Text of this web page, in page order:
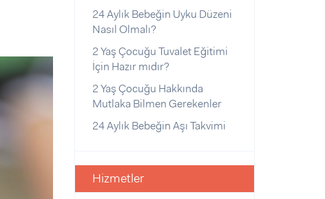
24 Aylık Bebeğin Uyku Düzeni
Nasıl Olmalı?
2 Yaş Çocuğu Tuvalet Eğitimi
İçin Hazır mıdır?
2 Yaş Çocuğu Hakkında
Mutlaka Bilmen Gerekenler
24 Aylık Bebeğin Aşı Takvimi
Hizmetler